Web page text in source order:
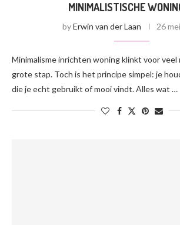
MINIMALISTISCHE
byErwin van der Laan 26
Minimalisme inrichten woning klinkt voor veel
grote stap. Toch is het principe simpel: je
die je echt gebruikt of mooi vindt. Alles wat …